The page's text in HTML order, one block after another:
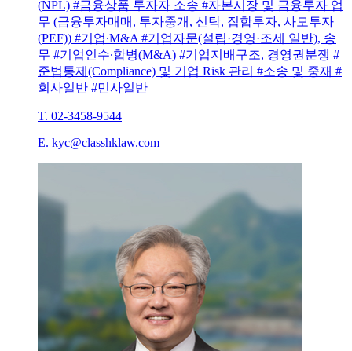
(NPL) #금융상품 투자자 소송 #자본시장 및 금융투자 업
무 (금융투자매매, 투자중개, 신탁, 집합투자, 사모투자
(PEF)) #기업∙M&A #기업자문(설립·경영·조세 일반), 송
무 #기업인수∙합병(M&A) #기업지배구조, 경영권분쟁 #
준법통제(Compliance) 및 기업 Risk 관리 #소송 및 중재 #
회사일반 #민사일반
T. 02-3458-9544
E. kyc@classhklaw.com